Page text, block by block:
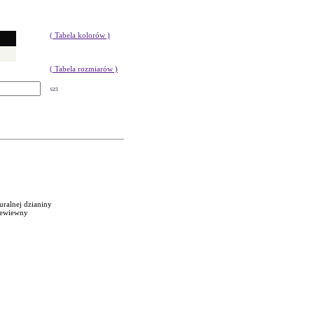
( Tabela kolorów )
( Tabela rozmiarów )
szt
dzianiny